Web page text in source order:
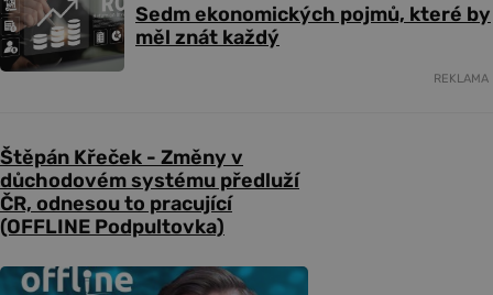
Sedm ekonomických pojmů, které by
měl znát každý
REKLAMA
Štěpán Křeček - Změny v
důchodovém systému předluží
ČR, odnesou to pracující
(OFFLINE Podpultovka)